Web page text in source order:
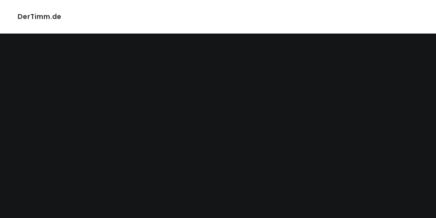
DerTimm.de